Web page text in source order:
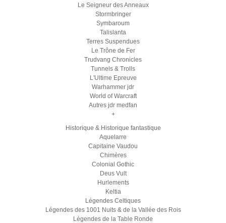
Le Seigneur des Anneaux
Stormbringer
Symbaroum
Talislanta
Terres Suspendues
Le Trône de Fer
Trudvang Chronicles
Tunnels & Trolls
L'Ultime Epreuve
Warhammer jdr
World of Warcraft
Autres jdr medfan
+
Historique & Historique fantastique
Aquelarre
Capitaine Vaudou
Chimères
Colonial Gothic
Deus Vult
Hurlements
Keltia
Légendes Celtiques
Légendes des 1001 Nuits & de la Vallée des Rois
Légendes de la Table Ronde